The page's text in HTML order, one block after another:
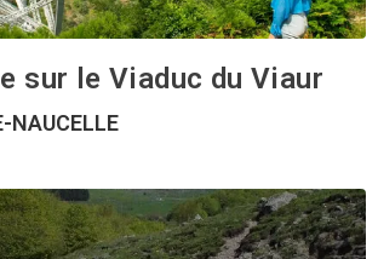
sur le Viaduc du Viaur
NAUCELLE